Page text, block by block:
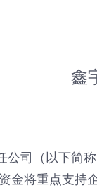
鑫
公司（以下简
金将重点支持